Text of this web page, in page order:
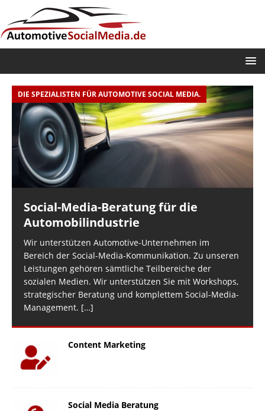
DIE SPEZIALISTEN FÜR AUTOMOTIVE SOCIAL MEDIA.
Social-Media-Beratung für die
Automobilindustrie
Wir unterstützen Automotive-Unternehmen im
Bereich der Social-Media-Kommunikation. Zu unseren
Leistungen gehören sämtliche Teilbereiche der
sozialen Medien. Wir unterstützen Sie mit Workshops,
strategischer Beratung und komplettem Social-Media-
Management. […]
Content Marketing
Social Media Beratung